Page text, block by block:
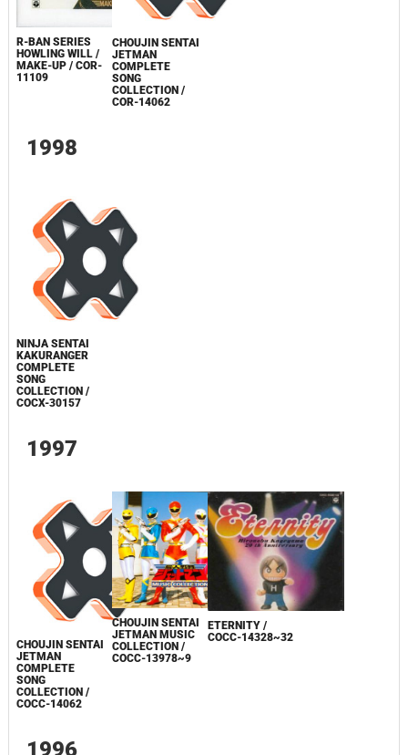
R-BAN SERIES
HOWLING WILL /
MAKE-UP / COR-
11109
CHOUJIN SENTAI
JETMAN
COMPLETE
SONG
COLLECTION /
COR-14062
1998
NINJA SENTAI
KAKURANGER
COMPLETE
SONG
COLLECTION /
COCX-30157
1997
CHOUJIN SENTAI
JETMAN
COMPLETE
SONG
COLLECTION /
COCC-14062
CHOUJIN SENTAI
JETMAN MUSIC
COLLECTION /
COCC-13978~9
ETERNITY /
COCC-14328~32
1996